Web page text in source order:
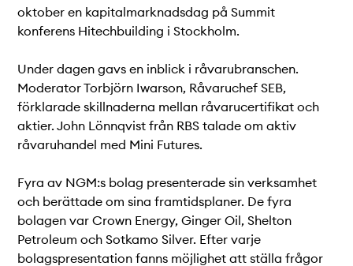
Varför koppla upp sig?
oktober en kapitalmarknadsdag på Summit
konferens Hitechbuilding i Stockholm.
Under dagen gavs en inblick i råvarubranschen.
Moderator Torbjörn Iwarson, Råvaruchef SEB,
förklarade skillnaderna mellan råvarucertifikat och
aktier. John Lönnqvist från RBS talade om aktiv
råvaruhandel med Mini Futures.
Fyra av NGM:s bolag presenterade sin verksamhet
och berättade om sina framtidsplaner. De fyra
bolagen var Crown Energy, Ginger Oil, Shelton
Petroleum och Sotkamo Silver. Efter varje
bolagspresentation fanns möjlighet att ställa frågor